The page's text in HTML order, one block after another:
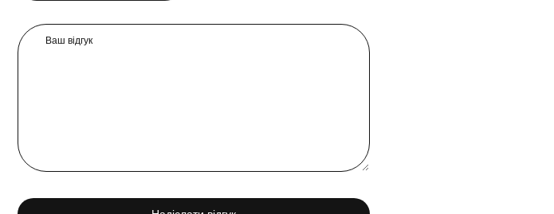
Ваш відгук